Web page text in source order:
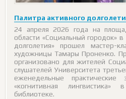
Палитра активного
24 апреля 2026 года на
области «Социальный городок»
долголетия» прошел мастер-
художницы Тамары Проненко.
организовано для жителей
слушателей Университета
еженедельные практические
«когнитивная лингвистика»
библиотеке.